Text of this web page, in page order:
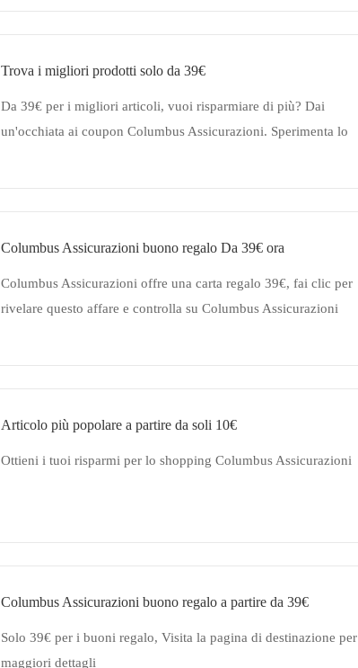
Trova i migliori prodotti solo da 39€
Da 39€ per i migliori articoli, vuoi risparmiare di più? Dai
un'occhiata ai coupon Columbus Assicurazioni. Sperimenta lo
Columbus Assicurazioni buono regalo Da 39€ ora
Columbus Assicurazioni offre una carta regalo 39€, fai clic per
rivelare questo affare e controlla su Columbus Assicurazioni
Articolo più popolare a partire da soli 10€
Ottieni i tuoi risparmi per lo shopping Columbus Assicurazioni
Columbus Assicurazioni buono regalo a partire da 39€
Solo 39€ per i buoni regalo, Visita la pagina di destinazione per
maggiori dettagli